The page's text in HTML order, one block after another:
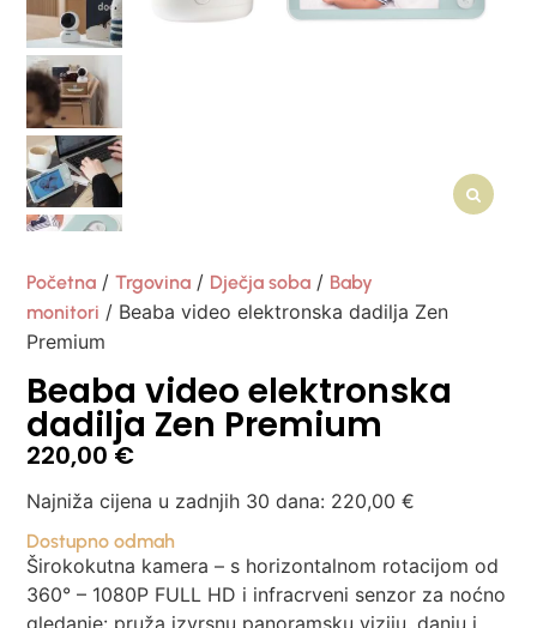
Početna /Trgovina / Dječja soba / Baby
monitori / Beaba video elektronska dadilja Zen
Premium
Beaba video elektronska
dadilja Zen Premium
220,00€
Najniža cijena u zadnjih 30 dana: 220,00€
Dostupno odmah
Širokokutna kamera – s horizontalnom rotacijom od
360° – 1080P FULL HD i infracrveni senzor za noćno